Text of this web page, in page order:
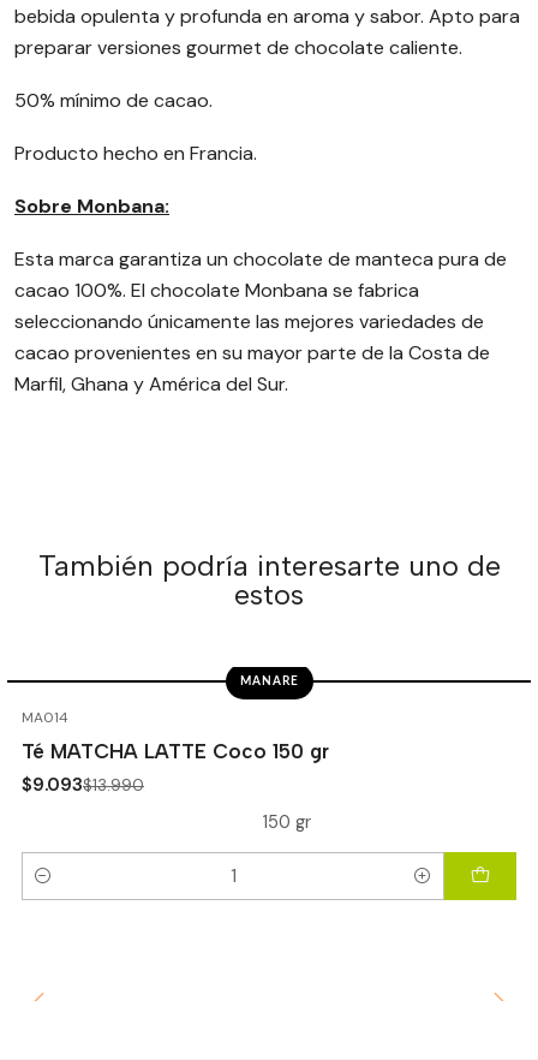
bebida opulenta y profunda en aroma y sabor. Apto para
preparar versiones gourmet de chocolate caliente.
50% mínimo de cacao.
Producto hecho en Francia.
Sobre Monbana:
Esta marca garantiza un chocolate de manteca pura de
cacao 100%. El chocolate Monbana se fabrica
seleccionando únicamente las mejores variedades de
cacao provenientes en su mayor parte de la Costa de
Marfil, Ghana y América del Sur.
También podría interesarte uno de
estos
MA014
MANARE
Té MATCHA LATTE Coco 150 gr
$9.093$13.990
150 gr
Cantidad